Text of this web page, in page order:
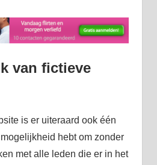
van fictieve
is er uiteraard ook één
hebt om zonder
met alle leden die er in het